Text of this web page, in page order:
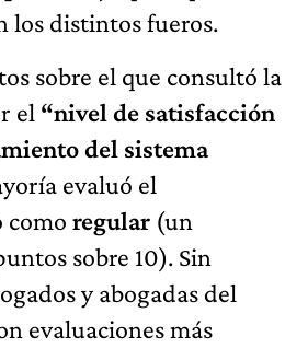
los distintos fueros.
sobre el que consultó la
el “nivel de satisfacción
del sistema
evaluó el
regular (un
sobre 10). Sin
y abogadas del
evaluaciones más